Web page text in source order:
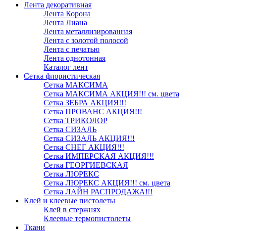
Лента декоративная
Лента Корона
Лента Лиана
Лента металлизированная
Лента с золотой полосой
Лента с печатью
Лента однотонная
Каталог лент
Сетка флористическая
Сетка МАКСИМА
Сетка МАКСИМА АКЦИЯ!!! см. цвета
Сетка ЗЕБРА АКЦИЯ!!!
Сетка ПРОВАНС АКЦИЯ!!!
Сетка ТРИКОЛОР
Сетка СИЗАЛЬ
Сетка СИЗАЛЬ АКЦИЯ!!!
Сетка СНЕГ АКЦИЯ!!!
Сетка ИМПЕРСКАЯ АКЦИЯ!!!
Сетка ГЕОРГИЕВСКАЯ
Сетка ЛЮРЕКС
Сетка ЛЮРЕКС АКЦИЯ!!! см. цвета
Сетка ЛАЙН РАСПРОДАЖА!!!
Клей и клеевые пистолеты
Клей в стержнях
Клеевые термопистолеты
Ткани